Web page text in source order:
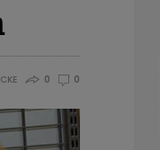
0 0